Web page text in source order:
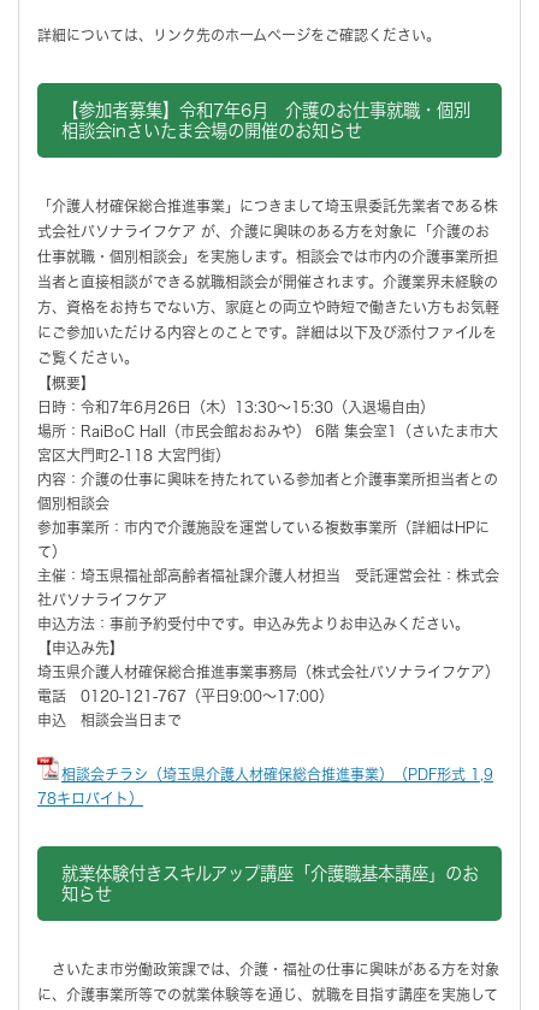
詳細については、リンク先のホームページをご確認ください。
【参加者募集】令和7年6月 介護のお仕事就職・個別
相談会inさいたま会場の開催のお知らせ
「介護人材確保総合推進事業」につきまして埼玉県委託先業者である株
式会社パソナライフケア が、介護に興味のある方を対象に「介護のお
仕事就職・個別相談会」を実施します。相談会では市内の介護事業所担
当者と直接相談ができる就職相談会が開催されます。介護業界未経験の
方、資格をお持ちでない方、家庭との両立や時短で働きたい方もお気軽
にご参加いただける内容とのことです。詳細は以下及び添付ファイルを
ご覧ください。
【概要】
日時：令和7年6月26日（木）13:30～15:30（入退場自由）
場所：RaiBoC Hall（市民会館おおみや） 6階 集会室1（さいたま市大
宮区大門町2-118 大宮門街）
内容：介護の仕事に興味を持たれている参加者と介護事業所担当者との
個別相談会
参加事業所：市内で介護施設を運営している複数事業所（詳細はHPに
て）
主催：埼玉県福祉部高齢者福祉課介護人材担当 受託運営会社：株式会
社パソナライフケア
申込方法：事前予約受付中です。申込み先よりお申込みください。
【申込み先】
埼玉県介護人材確保総合推進事業事務局（株式会社パソナライフケア）
電話 0120-121-767（平日9:00～17:00）
申込 相談会当日まで
相談会チラシ（埼玉県介護人材確保総合推進事業）（PDF形式 1,9
78キロバイト）
就業体験付きスキルアップ講座「介護職基本講座」のお
知らせ
さいたま市労働政策課では、介護・福祉の仕事に興味がある方を対象
に、介護事業所等での就業体験等を通じ、就職を目指す講座を実施して